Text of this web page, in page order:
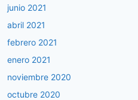
junio 2021
abril 2021
febrero 2021
enero 2021
noviembre 2020
octubre 2020